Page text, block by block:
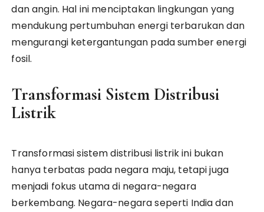
dan angin. Hal ini menciptakan lingkungan yang
mendukung pertumbuhan energi terbarukan dan
mengurangi ketergantungan pada sumber energi
fosil.
Transformasi Sistem Distribusi
Listrik
Transformasi sistem distribusi listrik ini bukan
hanya terbatas pada negara maju, tetapi juga
menjadi fokus utama di negara-negara
berkembang. Negara-negara seperti India dan